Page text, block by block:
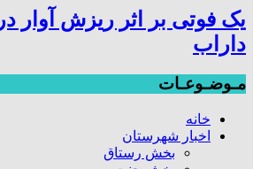
یک فوتی بر اثر ریزش آوار
داراب
مـوضـوعـات
خانه
اخبار شهرستان
بخش رستاق